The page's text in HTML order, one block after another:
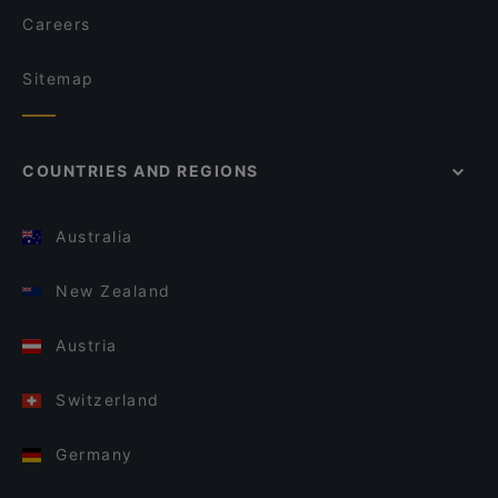
Careers
Sitemap
COUNTRIES AND REGIONS
Australia
New Zealand
Austria
Switzerland
Germany